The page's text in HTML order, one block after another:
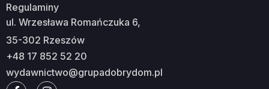
Regulaminy
ul. Wrzesława Romańczuka 6,
35-302 Rzeszów
+48 17 852 52 20
wydawnictwo@grupadobrydom.pl